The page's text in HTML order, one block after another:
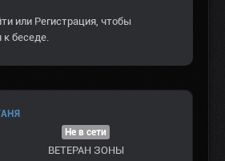
или Регистрация , чтобы
беседе.
Не в сети
ВЕТЕРАН ЗOНЫ